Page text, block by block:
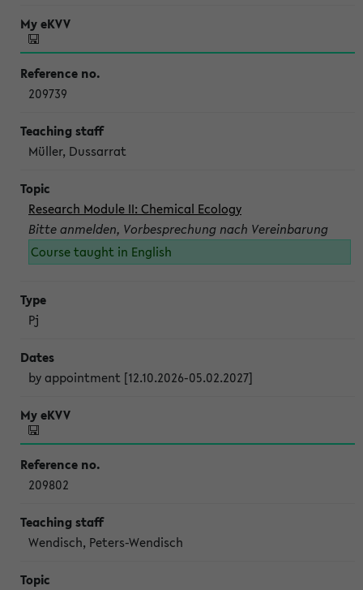
209739
Müller, Dussarrat
Research Module II: Chemical Ecology
Bitte anmelden, Vorbesprechung nach Vereinbarung
Course taught in English
Pj
by appointment [12.10.2026-05.02.2027]
209802
Wendisch, Peters-Wendisch